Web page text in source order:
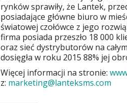
rynków sprawiły, że Lantek,
posiadające główne biuro w
światowej czołówce z jego
firma posiada przeszło 18 000
oraz sieć dystrybutorów na
dosięgła w roku 2015 88% jej
Więcej informacji na stronie:
z: marketing@lanteksms.com